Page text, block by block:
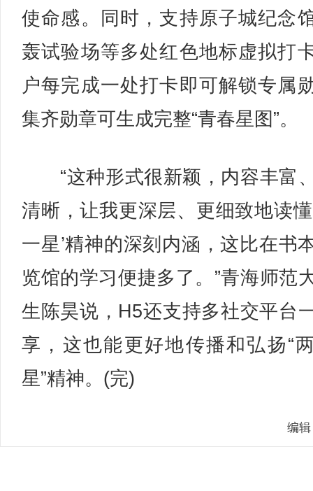
使命感。同时，支持原子城纪念
轰试验场等多处红色地标虚拟打
户每完成一处打卡即可解锁专属
集齐勋章可生成完整“青春星图”。
“这种形式很新颖，内容丰富
清晰，让我更深层、更细致地读懂
一星’精神的深刻内涵，这比在书
览馆的学习便捷多了。”青海师范
生陈昊说，H5还支持多社交平台
享，这也能更好地传播和弘扬“
星”精神。(完)
编